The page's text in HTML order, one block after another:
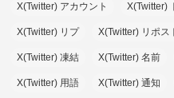
X(Twitter) アカウント X(Twitter)
X(Twitter) リプ X(Twitter) リポス
X(Twitter) 凍結 X(Twitter) 名前
X(Twitter) 用語 X(Twitter) 通知